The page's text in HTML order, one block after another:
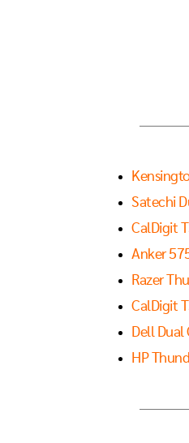
Satechi
CalDigit
Anker
Razer
CalDigit
Dell Dual
HP